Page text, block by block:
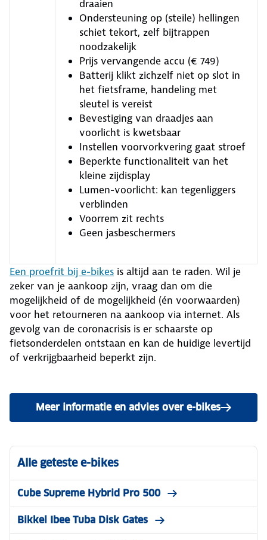
draaien
Ondersteuning op (steile) hellingen
schiet tekort, zelf bijtrappen
noodzakelijk
Prijs vervangende accu (€ 749)
Batterij klikt zichzelf niet op slot in
het fietsframe, handeling met
sleutel is vereist
Bevestiging van draadjes aan
voorlicht is kwetsbaar
Instellen voorvorkvering gaat stroef
Beperkte functionaliteit van het
kleine zijdisplay
Lumen-voorlicht: kan tegenliggers
verblinden
Voorrem zit rechts
Geen jasbeschermers
Een proefrit bij e-bikes is altijd aan te raden. Wil je
zeker van je aankoop zijn, vraag dan om die
mogelijkheid of de mogelijkheid (én voorwaarden)
voor het retourneren na aankoop via internet. Als
gevolg van de coronacrisis is er schaarste op
fietsonderdelen ontstaan en kan de huidige levertijd
of verkrijgbaarheid beperkt zijn.
Meer informatie en advies over e-bikes
Alle geteste e-bikes
Cube Supreme Hybrid Pro 500
Bikkel Ibee Tuba Disk Gates